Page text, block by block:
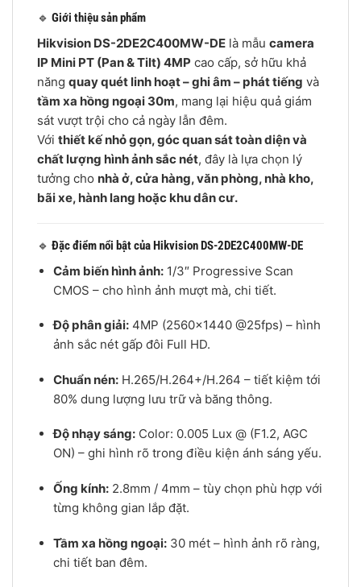
🔹 Giới thiệu sản phẩm
Hikvision DS-2DE2C400MW-DE là mẫu camera
IP Mini PT (Pan & Tilt) 4MP cao cấp, sở hữu khả
năng quay quét linh hoạt – ghi âm – phát tiếng và
tầm xa hồng ngoại 30m, mang lại hiệu quả giám
sát vượt trội cho cả ngày lẫn đêm.
Với thiết kế nhỏ gọn, góc quan sát toàn diện và
chất lượng hình ảnh sắc nét, đây là lựa chọn lý
tưởng cho nhà ở, cửa hàng, văn phòng, nhà kho,
bãi xe, hành lang hoặc khu dân cư.
🔹 Đặc điểm nổi bật của Hikvision DS-2DE2C400MW-DE
Cảm biến hình ảnh:1/3″ Progressive Scan
CMOS – cho hình ảnh mượt mà, chi tiết.
Độ phân giải:4MP (2560×1440 @25fps) – hình
ảnh sắc nét gấp đôi Full HD.
Chuẩn nén:H.265/H.264+/H.264 – tiết kiệm tới
80% dung lượng lưu trữ và băng thông.
Độ nhạy sáng:Color: 0.005 Lux @ (F1.2, AGC
ON) – ghi hình rõ trong điều kiện ánh sáng yếu.
Ống kính:2.8mm / 4mm – tùy chọn phù hợp với
từng không gian lắp đặt.
Tầm xa hồng ngoại:30 mét – hình ảnh rõ ràng,
chi tiết ban đêm.